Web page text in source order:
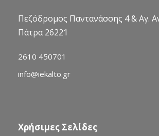
Πεζόδρομος Παντανάσσης 4 & Αγ.
Πάτρα 26221
2610 450701
info@iekalto.gr
Χρήσιμες Σελίδες